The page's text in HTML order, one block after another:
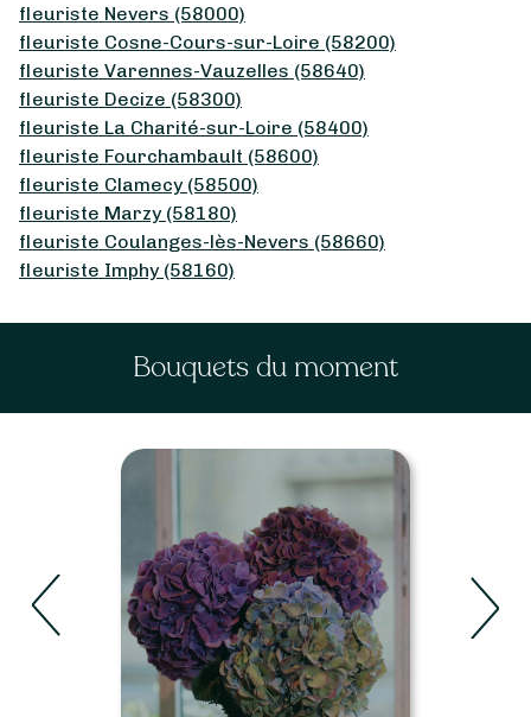
fleuriste Nevers (58000)
fleuriste Cosne-Cours-sur-Loire (58200)
fleuriste Varennes-Vauzelles (58640)
fleuriste Decize (58300)
fleuriste La Charité-sur-Loire (58400)
fleuriste Fourchambault (58600)
fleuriste Clamecy (58500)
fleuriste Marzy (58180)
fleuriste Coulanges-lès-Nevers (58660)
fleuriste Imphy (58160)
Bouquets du moment